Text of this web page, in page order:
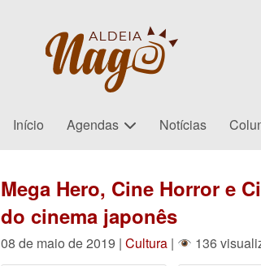
Início Agendas Notícias
Mega Hero, Cine Horror e
do cinema japonês
08 de maio de 2019 | Cultura | 136